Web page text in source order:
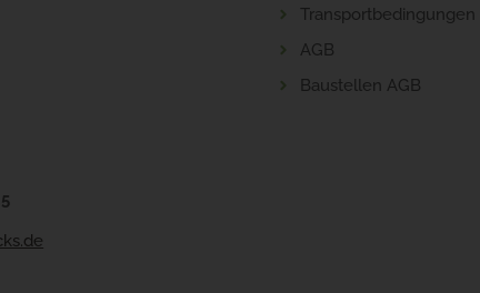
Transportbedingungen
AGB
Baustellen AGB